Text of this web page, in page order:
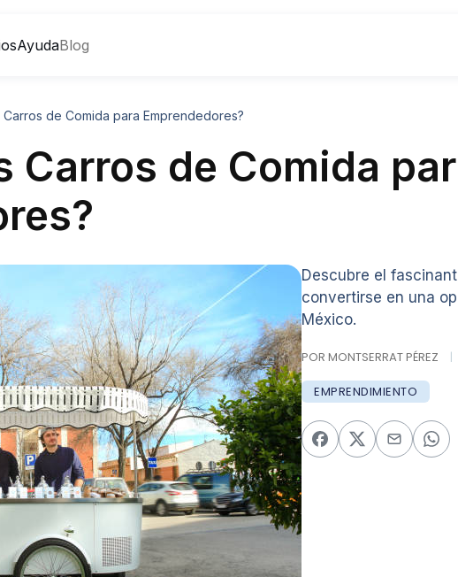
AyudaBlog
Carros de Comida para Emprendedores?
Carros de Comida
Descubre el
convertirse en una
México.
POR MONTSERRAT PÉREZ |
EMPRENDIMIENTO